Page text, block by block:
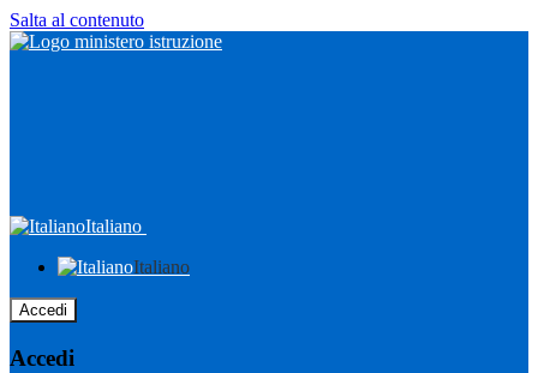
Salta al contenuto
Italiano
Italiano
Accedi
Accedi